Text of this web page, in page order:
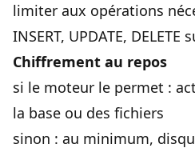
limiter aux opérations
INSERT, UPDATE,
Chiffrement au repos
si le moteur le permet :
la base ou des fichiers
sinon : au minimum,